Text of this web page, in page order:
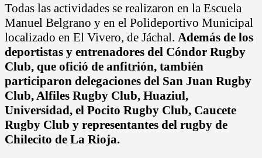
Todas las actividades se realizaron en la Escuela
Manuel Belgrano y en el Polideportivo Municipal
localizado en El Vivero, de Jáchal. Además de los
deportistas y entrenadores del Cóndor Rugby
Club, que ofició de anfitrión, también
participaron delegaciones del San Juan Rugby
Club, Alfiles Rugby Club, Huaziul,
Universidad, el Pocito Rugby Club, Caucete
Rugby Club y representantes del rugby de
Chilecito de La Rioja.